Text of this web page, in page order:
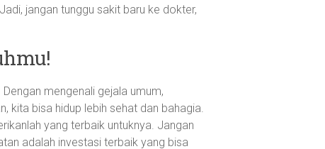
jangan tunggu sakit baru ke dokter,
mengenali gejala umum,
kita bisa hidup lebih sehat dan bahagia.
yang terbaik untuknya. Jangan
adalah investasi terbaik yang bisa